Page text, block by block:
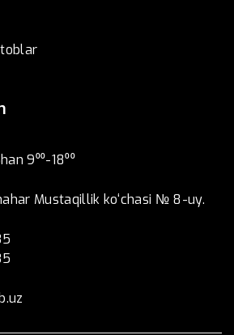
9⁰⁰-18⁰⁰
Mustaqillik ko‘chasi № 8-uy.